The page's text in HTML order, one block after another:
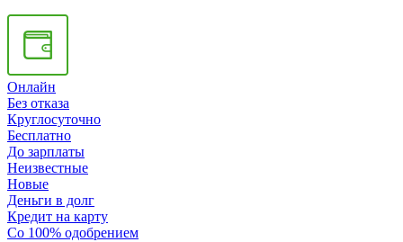
Онлайн
Без отказа
Круглосуточно
Бесплатно
До зарплаты
Неизвестные
Новые
Деньги в долг
Кредит на карту
Со 100% одобрением